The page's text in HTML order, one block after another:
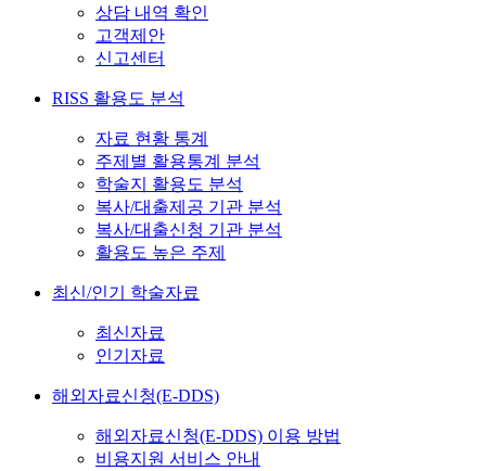
상담 내역 확인
고객제안
신고센터
RISS 활용도 분석
자료 현황 통계
주제별 활용통계 분석
학술지 활용도 분석
복사/대출제공 기관 분석
복사/대출신청 기관 분석
활용도 높은 주제
최신/인기 학술자료
최신자료
인기자료
해외자료신청(E-DDS)
해외자료신청(E-DDS) 이용 방법
비용지원 서비스 안내